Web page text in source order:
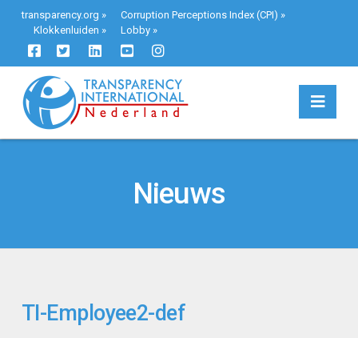
transparency.org » Corruption Perceptions Index (CPI) »
Klokkenluiden » Lobby»
Nieuws
TI-Employee2-def